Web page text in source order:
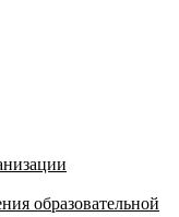
образовательной